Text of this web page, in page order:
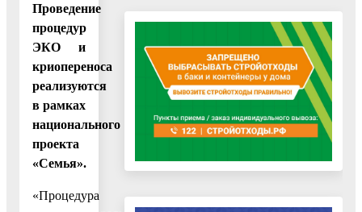
Проведение
процедур
ЭКО и
криопереноса
реализуются
в рамках
национального
проекта
«Семья».
«Процедура